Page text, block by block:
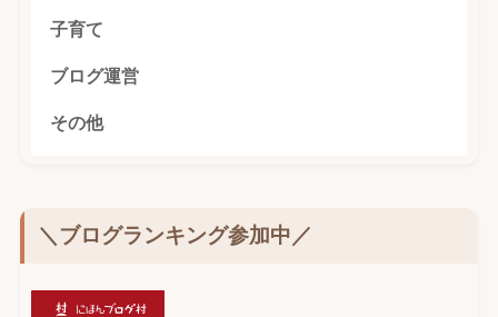
子育て
ブログ運営
その他
＼ブログランキング参加中／